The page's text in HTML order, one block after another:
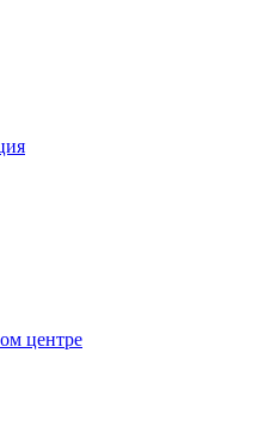
центре